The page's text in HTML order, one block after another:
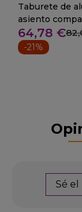
Taburete de
asiento
Atenas
64,78 €
-21%
Sé